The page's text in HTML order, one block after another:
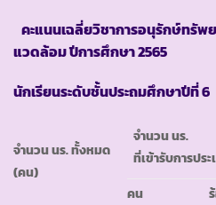
คะแนนเฉลี่ยวิชาการอนุรักษ์ทรัพ
แวดล้อม ปีการศึกษา2565
นักเรียนระดับชั้นประถมศึกษาปีที่ 6
จำนวน นร. ทั้งหมด
(คน)
จำนวน นร.
ที่เข้ารับการประ
คน